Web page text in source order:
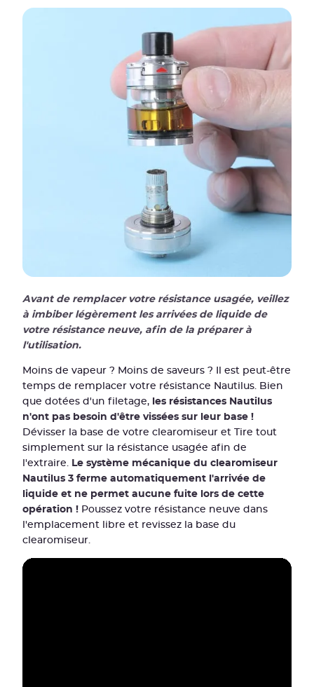
Avant de remplacer votre résistance usagée, veillez
à imbiber légèrement les arrivées de liquide de
votre résistance neuve, afin de la préparer à
l'utilisation.
Moins de vapeur ? Moins de saveurs ? Il est peut-être
temps de remplacer votre résistance Nautilus. Bien
que dotées d'un filetage, les résistances Nautilus
n'ont pas besoin d'être vissées sur leur base !
Dévisser la base de votre clearomiseur et Tire tout
simplement sur la résistance usagée afin de
l'extraire. Le système mécanique du clearomiseur
Nautilus 3 ferme automatiquement l'arrivée de
liquide et ne permet aucune fuite lors de cette
opération ! Poussez votre résistance neuve dans
l'emplacement libre et revissez la base du
clearomiseur.